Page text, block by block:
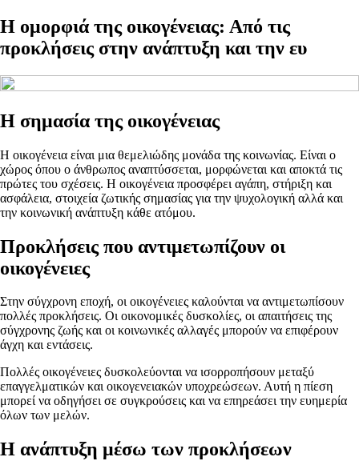
Η ομορφιά της οικογένειας: Από τις
προκλήσεις στην ανάπτυξη και την ευ
Η σημασία της οικογένειας
Η οικογένεια είναι μια θεμελιώδης μονάδα της κοινωνίας. Είναι ο
χώρος όπου ο άνθρωπος αναπτύσσεται, μορφώνεται και αποκτά τις
πρώτες του σχέσεις. Η οικογένεια προσφέρει αγάπη, στήριξη και
ασφάλεια, στοιχεία ζωτικής σημασίας για την ψυχολογική αλλά και
την κοινωνική ανάπτυξη κάθε ατόμου.
Προκλήσεις που αντιμετωπίζουν οι
οικογένειες
Στην σύγχρονη εποχή, οι οικογένειες καλούνται να αντιμετωπίσουν
πολλές προκλήσεις. Οι οικονομικές δυσκολίες, οι απαιτήσεις της
σύγχρονης ζωής και οι κοινωνικές αλλαγές μπορούν να επιφέρουν
άγχη και εντάσεις.
Πολλές οικογένειες δυσκολεύονται να ισορροπήσουν μεταξύ
επαγγελματικών και οικογενειακών υποχρεώσεων. Αυτή η πίεση
μπορεί να οδηγήσει σε συγκρούσεις και να επηρεάσει την ευημερία
όλων των μελών.
Η ανάπτυξη μέσω των προκλήσεων